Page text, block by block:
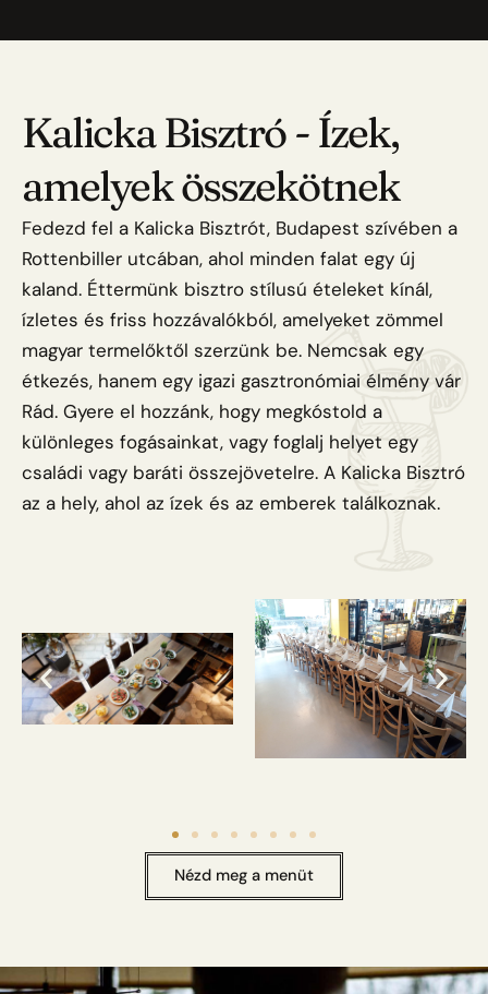
Kalicka Bisztró - Ízek,
amelyek összekötnek
Fedezd fel a Kalicka Bisztrót, Budapest szívében a
Rottenbiller utcában, ahol minden falat egy új
kaland. Éttermünk bisztro stílusú ételeket kínál,
ízletes és friss hozzávalókból, amelyeket zömmel
magyar termelőktől szerzünk be. Nemcsak egy
étkezés, hanem egy igazi gasztronómiai élmény vár
Rád. Gyere el hozzánk, hogy megkóstold a
különleges fogásainkat, vagy foglalj helyet egy
családi vagy baráti összejövetelre. A Kalicka Bisztró
az a hely, ahol az ízek és az emberek találkoznak.
Nézd meg a menüt